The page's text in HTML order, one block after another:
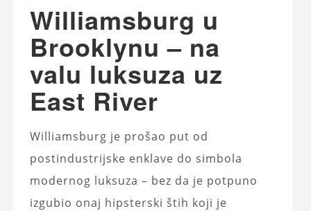
Williamsburg u
Brooklynu – na
valu luksuza uz
East River
Williamsburg je prošao put od
postindustrijske enklave do simbola
modernog luksuza – bez da je potpuno
izgubio onaj hipsterski štih koji je